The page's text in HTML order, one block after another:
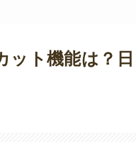
ット機能は？日